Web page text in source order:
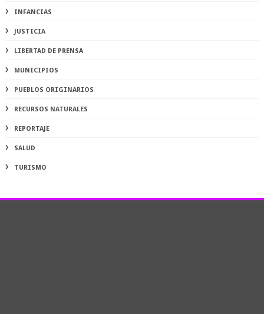
INFANCIAS
JUSTICIA
LIBERTAD DE PRENSA
MUNICIPIOS
PUEBLOS ORIGINARIOS
RECURSOS NATURALES
REPORTAJE
SALUD
TURISMO